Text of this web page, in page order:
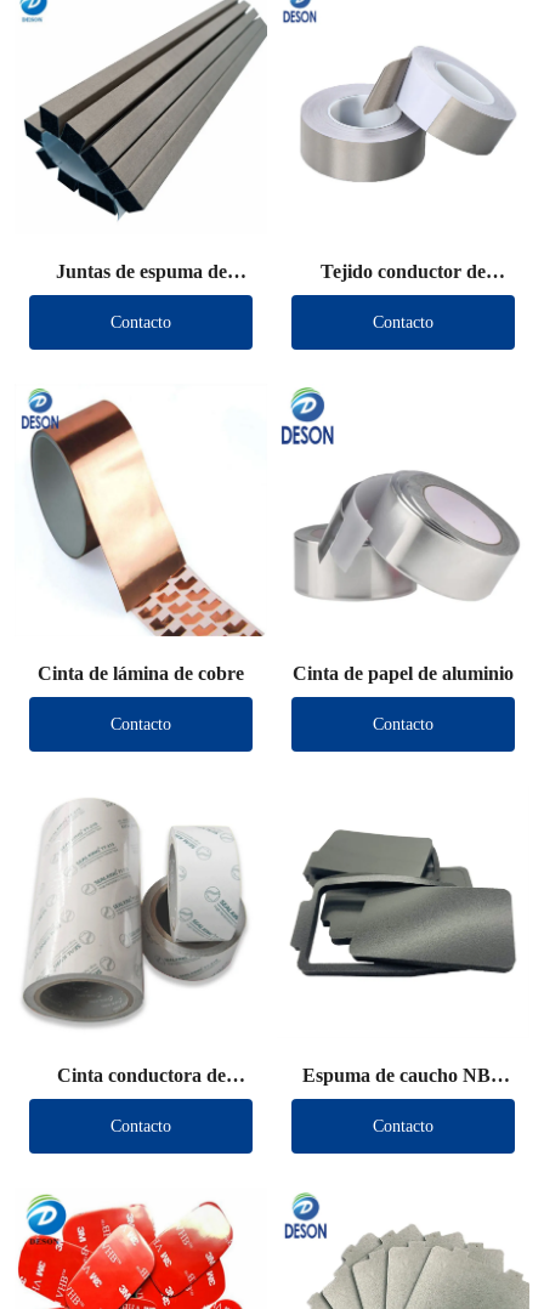
Juntas de espuma de
protección EMI (tipo
largo)
Contacto
Tejido conductor de
protección
Contacto
Cinta de lámina de cobre
Contacto
Cinta de papel de aluminio
Contacto
Cinta conductora de
protección EMI
Contacto
Espuma de caucho NBR
troquelada
Contacto